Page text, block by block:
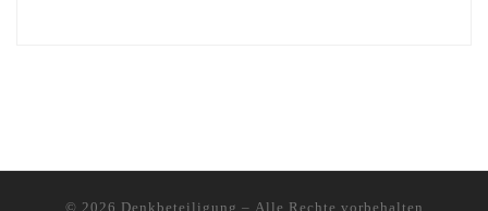
© 2026 Denkbeteiligung – Alle Rechte vorbehalten